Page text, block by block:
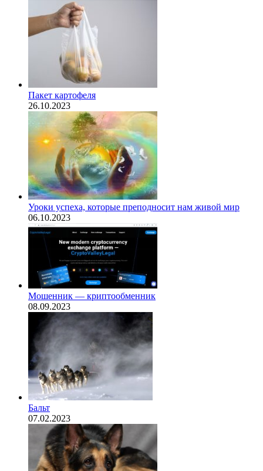
Пакет картофеля
26.10.2023
​Уроки успеха, которые преподносит нам живой мир
06.10.2023
Мошенник — криптообменник
08.09.2023
Бальт
07.02.2023